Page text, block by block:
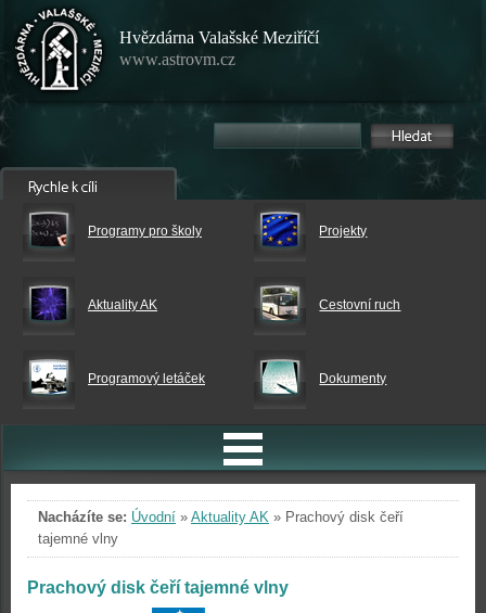
Hvězdárna Valašské Meziříčí
www.astrovm.cz
Programy pro školy Projekty
Aktuality AK Cestovní ruch
Programový letáček Dokumenty
Nacházíte se: Úvodní » Aktuality AK » Prachový disk čeří
tajemné vlny
Prachový disk čeří tajemné vlny